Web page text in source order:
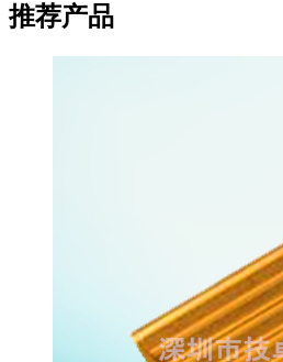
推荐产品